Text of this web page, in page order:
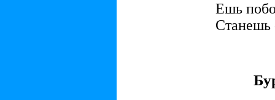
Ешь
Станешь